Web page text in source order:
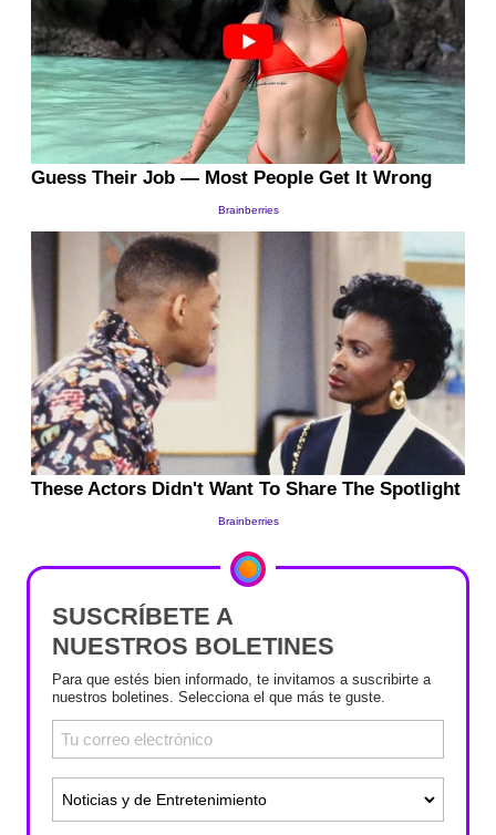
SUSCRÍBETE A
NUESTROS BOLETINES
Para que estés bien informado, te invitamos a suscribirte a
nuestros boletines. Selecciona el que más te guste.